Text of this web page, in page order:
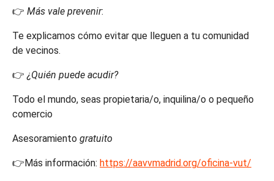
👉 Más vale prevenir:
Te explicamos cómo evitar que lleguen a tu comunidad
de vecinos.
👉¿Quién puede acudir?
Todo el mundo, seas propietaria/o, inquilina/o o pequeño
comercio
Asesoramiento gratuito
👉Más información: https://aavvmadrid.org/oficina-vut/